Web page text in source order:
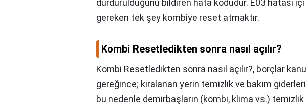
durdurulduğunu bildiren hata kodudur. E03 hatası içi
gereken tek şey kombiye reset atmaktır.
Kombi Resetledikten sonra nasıl açılır?
Kombi Resetledikten sonra nasıl açılır?, borçlar
gereğince; kiralanan yerin temizlik ve bakım giderleri
bu nedenle demirbaşların (kombi, klima vs.) temizlik